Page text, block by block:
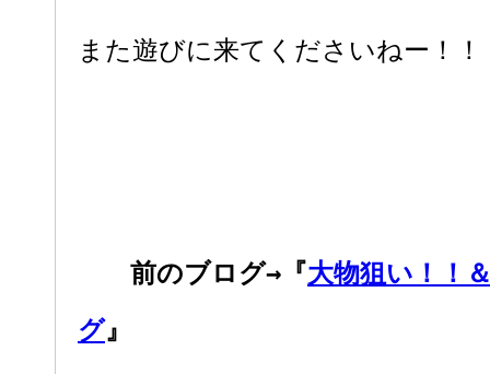
また遊びに来てくださいねー！！
前のブログ→『大物狙い！！
グ』